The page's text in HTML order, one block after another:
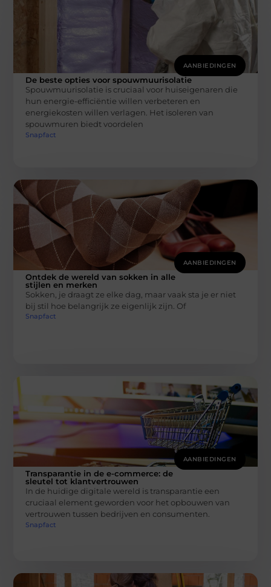
AANBIEDINGEN
De beste opties voor spouwmuurisolatie
Spouwmuurisolatie is cruciaal voor huiseigenaren die
hun energie-efficiëntie willen verbeteren en
energiekosten willen verlagen. Het isoleren van
spouwmuren biedt voordelen
Snapfact
AANBIEDINGEN
Ontdek de wereld van sokken in alle
stijlen en merken
Sokken, je draagt ze elke dag, maar vaak sta je er niet
bij stil hoe belangrijk ze eigenlijk zijn. Of
Snapfact
AANBIEDINGEN
Transparantie in de e-commerce: de
sleutel tot klantvertrouwen
In de huidige digitale wereld is transparantie een
cruciaal element geworden voor het opbouwen van
vertrouwen tussen bedrijven en consumenten.
Snapfact